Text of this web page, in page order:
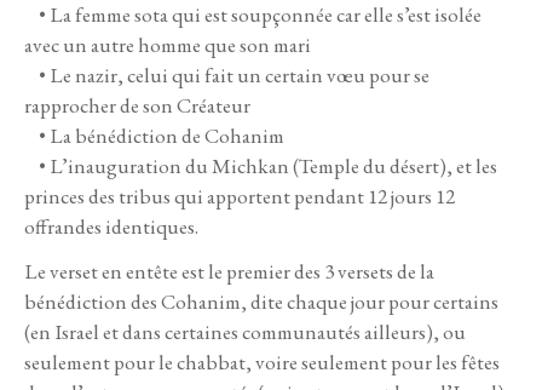
• La femme sota qui est soupçonnée car elle s’est isolée
avec un autre homme que son mari
• Le nazir, celui qui fait un certain vœu pour se
rapprocher de son Créateur
• La bénédiction de Cohanim
• L’inauguration du Michkan (Temple du désert), et les
princes des tribus qui apportent pendant 12 jours 12
offrandes identiques.
Le verset en entête est le premier des 3 versets de la
bénédiction des Cohanim, dite chaque jour pour certains
(en Israel et dans certaines communautés ailleurs), ou
seulement pour le chabbat, voire seulement pour les fêtes